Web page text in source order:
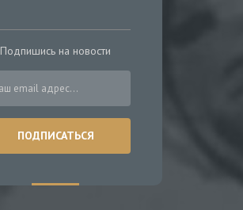
Подпишись на новости